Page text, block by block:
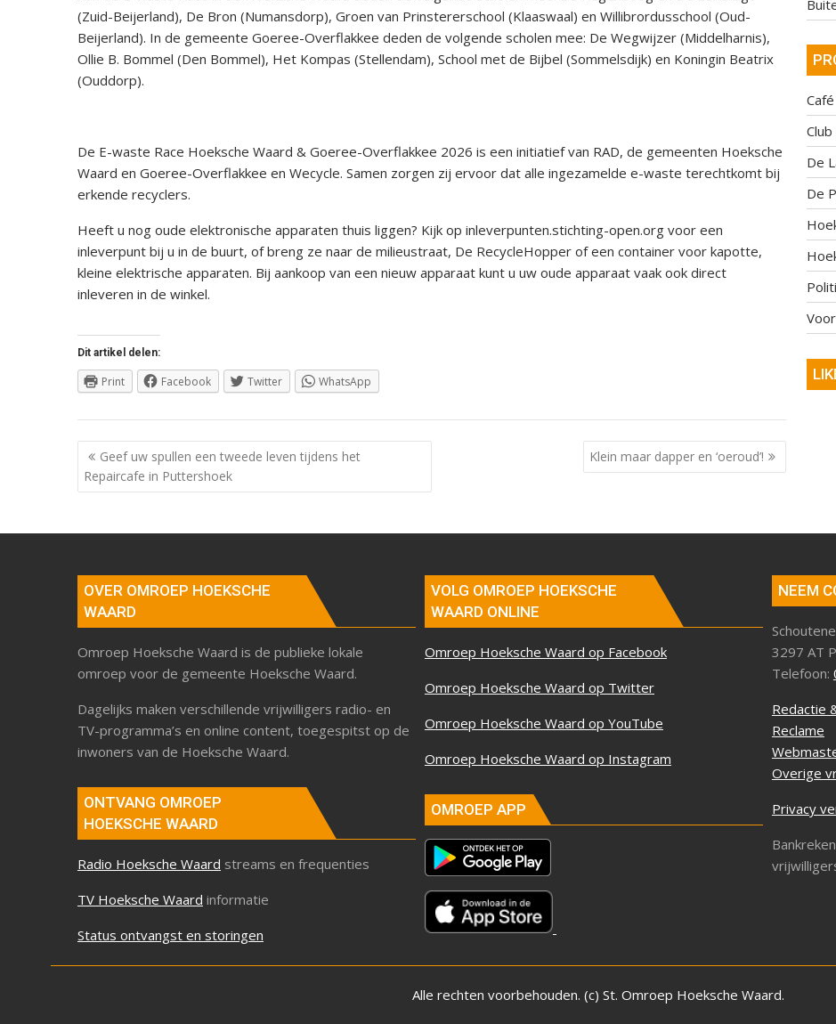
(Zuid-Beijerland), De Bron (Numansdorp), Groen van Prinstererschool (Klaaswaal) en Willibrordusschool (Oud-
Beijerland). In de gemeente Goeree-Overflakkee deden de volgende scholen mee: De Wegwijzer (Middelharnis),
Ollie B. Bommel (Den Bommel), Het Kompas (Stellendam), School met de Bijbel (Sommelsdijk) en Koningin Beatrix
(Ouddorp).
De E-waste Race Hoeksche Waard & Goeree-Overflakkee 2026 is een initiatief van RAD, de gemeenten Hoeksche
Waard en Goeree-Overflakkee en Wecycle. Samen zorgen zij ervoor dat alle ingezamelde e-waste terechtkomt bij
erkende recyclers.
Heeft u nog oude elektronische apparaten thuis liggen? Kijk op inleverpunten.stichting-open.org voor een
inleverpunt bij u in de buurt, of breng ze naar de milieustraat, De RecycleHopper of een container voor kapotte,
kleine elektrische apparaten. Bij aankoop van een nieuw apparaat kunt u uw oude apparaat vaak ook direct
inleveren in de winkel.
Dit artikel delen:
Print Facebook Twitter WhatsApp
Berichtnavigatie
Geef uw spullen een tweede leven tijdens het
Repaircafe in Puttershoek
Klein maar dapper en ‘oeroud’!
De
De
OVER OMROEP HOEKSCHE
WAARD
Omroep Hoeksche Waard is de publieke lokale
omroep voor de gemeente Hoeksche Waard.
Dagelijks maken verschillende vrijwilligers radio- en
TV-programma’s en online content, toegespitst op de
inwoners van de Hoeksche Waard.
ONTVANG OMROEP
HOEKSCHE WAARD
Radio Hoeksche Waard streams en frequenties
TV Hoeksche Waard informatie
Status ontvangst en storingen
VOLG OMROEP HOEKSCHE
WAARD ONLINE
Omroep Hoeksche Waard op Facebook
Omroep Hoeksche Waard op Twitter
Omroep Hoeksche Waard op YouTube
Omroep Hoeksche Waard op Instagram
OMROEP APP
NEEM
3297 AT
Telefoon:
Redactie
Reclame
Overige
Privacy
Alle rechten voorbehouden. (c) St. Omroep Hoeksche Waard.